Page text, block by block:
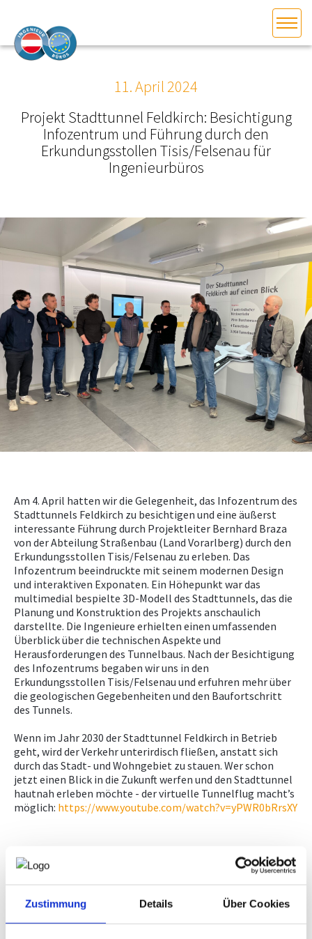
Zustimmung Details Über Cookies
DAS INGENIEURBÜRO
MITGLIEDER­VERZEICHNIS
SERVICE
KONTAKT
NEWS
PRÜFING
WETTBEWERBE
KAMPAGNE
11. April 2024
Projekt Stadttunnel Feldkirch: Besichtigung
Infozentrum und Führung durch den
Erkundungsstollen Tisis/Felsenau für
Ingenieurbüros
Am 4. April hatten wir die Gelegenheit, das Infozentrum des
Stadttunnels Feldkirch zu besichtigen und eine äußerst
interessante Führung durch Projektleiter Bernhard Braza
von der Abteilung Straßenbau (Land Vorarlberg) durch den
Erkundungsstollen Tisis/Felsenau zu erleben. Das
Infozentrum beeindruckte mit seinem modernen Design
und interaktiven Exponaten. Ein Höhepunkt war das
multimedial bespielte 3D-Modell des Stadttunnels, das die
Planung und Konstruktion des Projekts anschaulich
darstellte. Die Ingenieure erhielten einen umfassenden
Überblick über die technischen Aspekte und
Herausforderungen des Tunnelbaus. Nach der Besichtigung
des Infozentrums begaben wir uns in den
Erkundungsstollen Tisis/Felsenau und erfuhren mehr über
die geologischen Gegebenheiten und den Baufortschritt
des Tunnels.
Wenn im Jahr 2030 der Stadttunnel Feldkirch in Betrieb
geht, wird der Verkehr unterirdisch fließen, anstatt sich
durch das Stadt- und Wohngebiet zu stauen. Wer schon
jetzt einen Blick in die Zukunft werfen und den Stadttunnel
hautnah erleben möchte - der virtuelle Tunnelflug macht’s
möglich: https://www.youtube.com/watch?v=yPWR0bRrsXY